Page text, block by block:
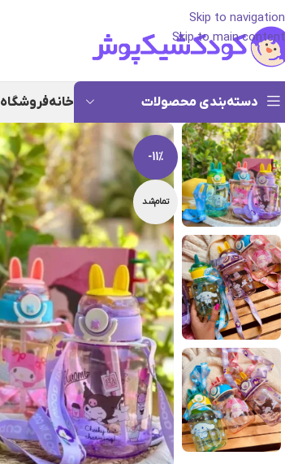
Skip to navigation
Skip to main content
دسته‌بندی محصولات خانهفروشگاه
-11%
تمام‌شد